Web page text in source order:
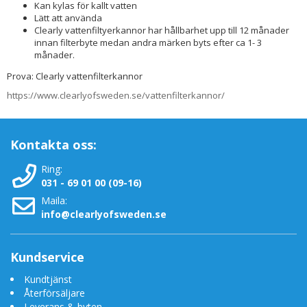
Kan kylas för kallt vatten
Lätt att använda
Clearly vattenfiltyerkannor har hållbarhet upp till 12 månader
innan filterbyte medan andra märken byts efter ca 1- 3
månader.
Prova: Clearly vattenfilterkannor
https://www.clearlyofsweden.se/vattenfilterkannor/
Kontakta oss:
Ring:
031 - 69 01 00 (09-16)
Maila:
info@clearlyofsweden.se
Kundservice
Kundtjänst
Återförsäljare